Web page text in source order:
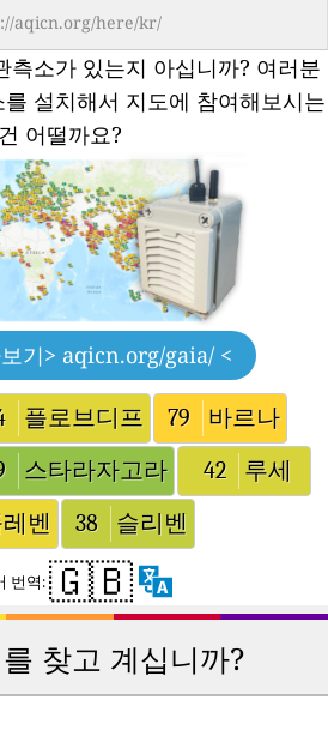
aqicn.org/here/kr/
측소가 있는지 아십니까? 여러분
설치해서 지도에 참여해보시는
건 어떨까요?
기> aqicn.org/gaia/ <
플로브디프 79
바르나
스타라자고라 42
루세
벤 38 슬리벤
번역:🇬🇧
찾고 계십니까?